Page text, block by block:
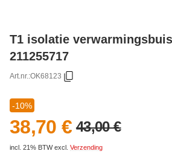
T1 isolatie
211255717
Art.nr.:OK68123
-10%
38,70 € 43,00 €
incl. 21% BTWexcl. Verzending